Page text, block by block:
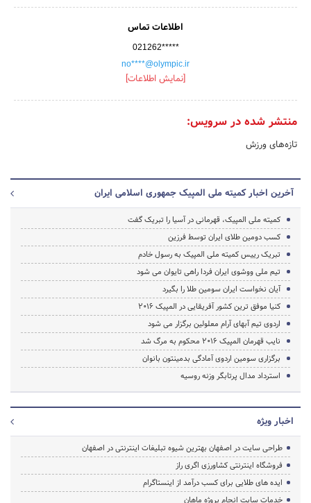
اطلاعات تماس
021262*****
no****@olympic.ir
[نمایش اطلاعات]
منتشر شده در سرویس:
تازه‌های ورزش
آخرین اخبار کمیته ملی المپیک جمهوری اسلامی ایران
کمیته ملی المپیک، قهرمانی در آسیا را تبریک گفت
کسب دومین طلای ایران توسط فرزین
تبریک رییس کمیته ملی المپیک به رسول خادم
تیم ملی ووشوی ایران فردا راهی تایوان می شود
آیان نخواست ایران سومین طلا را بگیرد
کنیا موفق ترین کشور آفریقایی در المپیک 2016
اردوی تیم آبهای آرام معلولین برگزار می شود
نایب قهرمان المپیک 2016 محکوم به مرگ شد
برگزاری سومین اردوی آمادگی بدمینتون بانوان
استرداد مدال پرتابگر وزنه روسیه
اخبار ویژه
طراحی سایت در اصفهان بهترین شیوه تبلیغات اینترنتی در اصفهان
فروشگاه اینترنتی کشاورزی اگری راز
ایده های طلایی برای کسب درآمد از اینستاگرام
خدمات سایت انجام پروژه ماهان